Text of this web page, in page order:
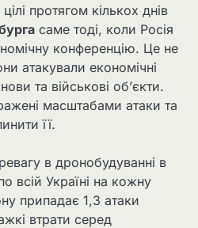
протягом кількох днів
саме тоді, коли Росія
конференцію. Це не
атакували економічні
та військові об’єкти.
масштабами атаки та
її.
в дронобудуванні в
всій Україні на кожну
припадає 1,3 атаки
втрати серед